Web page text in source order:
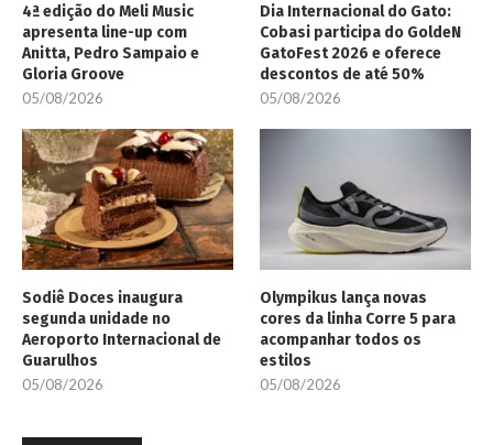
4ª edição do Meli Music
apresenta line-up com
Anitta, Pedro Sampaio e
Gloria Groove
05/08/2026
Dia Internacional do Gato:
Cobasi participa do GoldeN
GatoFest 2026 e oferece
descontos de até 50%
05/08/2026
Sodiê Doces inaugura
segunda unidade no
Aeroporto Internacional de
Guarulhos
05/08/2026
Olympikus lança novas
cores da linha Corre 5 para
acompanhar todos os
estilos
05/08/2026